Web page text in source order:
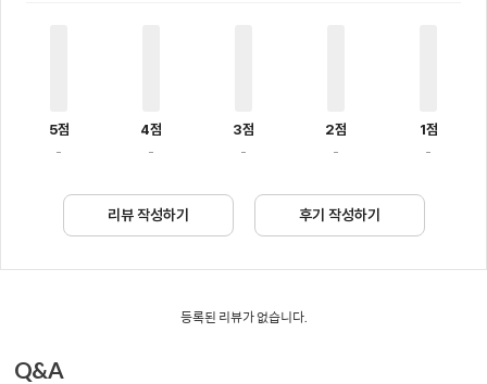
5점
-
4점
-
3점
-
2점
-
1점
-
리뷰 작성하기 후기 작성하기
등록된 리뷰가 없습니다.
Q&A